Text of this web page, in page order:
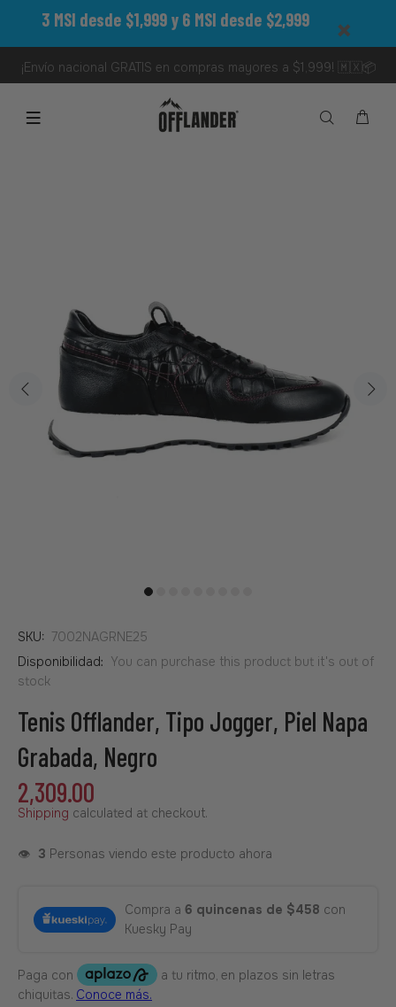
3 MSI desde $1,999 y 6 MSI desde $2,999
¡Envío nacional GRATIS en compras mayores a $1,999! 🇲🇽📦
SKU: 7002NAGRNE25
Disponibilidad: You can purchase this product but it's out of
stock
Tenis Offlander, Tipo Jogger, Piel Napa
Grabada, Negro
2,309.00
Shipping calculated at checkout.
👁️ 3 Personas viendo este producto ahora
Compra a 6 quincenas de $458 con
Kuesky Pay